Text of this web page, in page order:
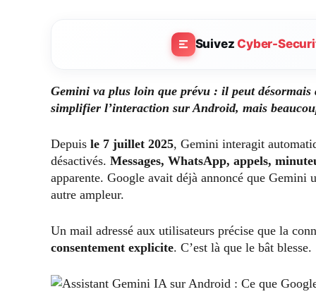
SuivezCyber-
Gemini va plus loin que prévu : il peut désormais
simplifier l’interaction sur Android, mais
Depuis le 7 juillet 2025, Gemini interagit
désactivés. Messages, WhatsApp, appels,
apparente. Google avait déjà annoncé que Gemini
autre ampleur.
Un mail adressé aux utilisateurs précise que la
consentement explicite. C’est là que le bât blesse.